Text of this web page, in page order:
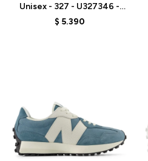
Unisex - 327 - U327346 -
GREY
$ 5.390